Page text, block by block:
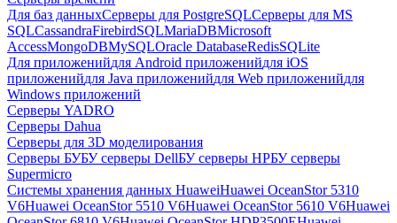
Для баз данныхСерверы для PostgreSQLСерверы для MS
SQLCassandraFirebirdSQLMariaDBMicrosoft
AccessMongoDBMySQLOracle DatabaseRedisSQLite
Для приложенийдля Android приложенийдля iOS
приложенийдля Java приложенийдля Web приложенийдля
Windows приложений
Серверы YADRO
Серверы Dahua
Серверы для 3D моделирования
Серверы БУБУ серверы DellБУ серверы HPБУ серверы
Supermicro
Системы хранения данных HuaweiHuawei OceanStor 5310
V6Huawei OceanStor 5510 V6Huawei OceanStor 5610 V6Huawei